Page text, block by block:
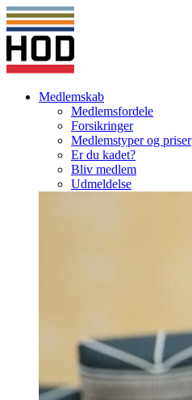
Medlemskab
Medlemsfordele
Forsikringer
Medlemstyper og priser
Er du kadet?
Bliv medlem
Udmeldelse